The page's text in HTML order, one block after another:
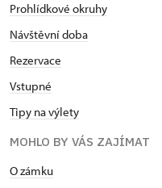
Prohlídkové okruhy
Návštěvní doba
Rezervace
Vstupné
Tipy na výlety
MOHLO BY VÁS ZAJÍMAT
O zámku